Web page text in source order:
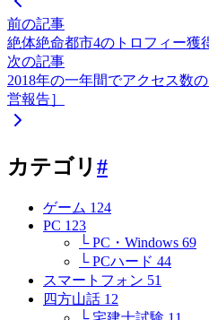
前の記事
絶体絶命都市4のトロフィー獲
次の記事
2018年の一年間でアクセス数
営報告］
カテゴリ #
ゲーム 124
PC 123
└ PC・Windows 69
└ PCハード 44
スマートフォン 51
四方山話 12